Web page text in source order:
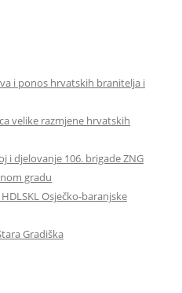
i ponos hrvatskih branitelja i
velike razmjene hrvatskih
i djelovanje 106. brigade ZNG
gradu
Osječko-baranjske
Gradiška